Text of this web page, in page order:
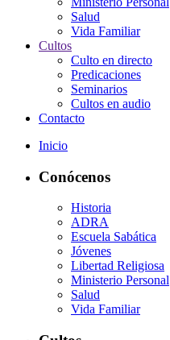
Salud
Vida Familiar
Cultos
Culto en directo
Predicaciones
Seminarios
Cultos en audio
Contacto
Inicio
Conócenos
Historia
ADRA
Escuela Sabática
Jóvenes
Libertad Religiosa
Ministerio Personal
Salud
Vida Familiar